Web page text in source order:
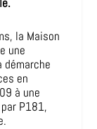
la Maison
une
en
à une
P181,